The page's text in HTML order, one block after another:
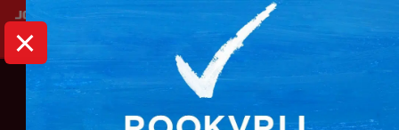
KALENDER AJAX – BURNLEY